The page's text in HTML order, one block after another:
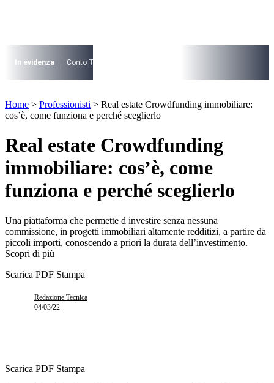
I più cercati
Lorem ipsum dolor sit amet consectetur
Lorem ipsum dolor sit amet consectetur
In evidenza Conto Termico
Lorem ipsum dolor sit amet consectetur
Home > Professionisti > Real estate Crowdfunding immobiliare:
cos’è, come funziona e perché sceglierlo
Real estate Crowdfunding
immobiliare: cos’è, come
funziona e perché sceglierlo
Una piattaforma che permette d investire senza nessuna
commissione, in progetti immobiliari altamente redditizi, a partire da
piccoli importi, conoscendo a priori la durata dell’investimento.
Scopri di più
Scarica PDF Stampa
Redazione Tecnica
04/03/22
Scarica PDF Stampa